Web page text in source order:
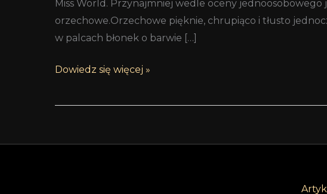
Miss World. Przynajmniej wedle oceny
orzechowe.Orzechowe pięknie, chrupiąco i tłusto
w palcach błonek o barwie […]
Dowiedz się więcej »